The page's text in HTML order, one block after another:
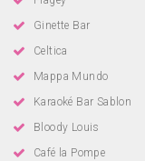
Ginette Bar
Celtica
Mappa Mundo
Karaoké Bar Sablon
Bloody Louis
Café la Pompe